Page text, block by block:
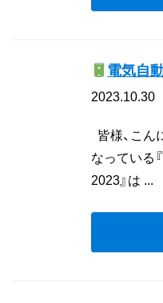
電気自
2023.10.30
皆様、こん
なっている
2023』は ...